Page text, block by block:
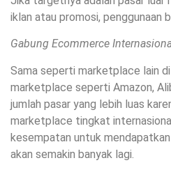
iklan atau promosi, penggunaan
Gabung Ecommerce
Sama seperti marketplace lain di
marketplace seperti Amazon,
jumlah pasar yang lebih luas
marketplace tingkat
kesempatan untuk
akan semakin banyak lagi.